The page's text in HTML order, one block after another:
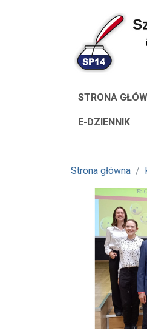
STRONA
E-DZIENNIK
Strona główna